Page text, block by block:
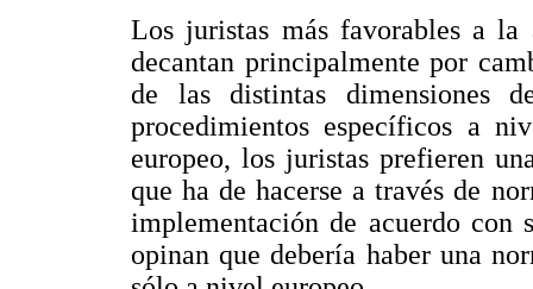
Los juristas más favorables a
decantan principalmente por
de las distintas dimensiones
procedimientos específicos a
europeo, los juristas prefieren
que ha de hacerse a través de
implementación de acuerdo con
opinan que debería haber una